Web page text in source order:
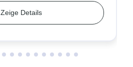
Zeige Details